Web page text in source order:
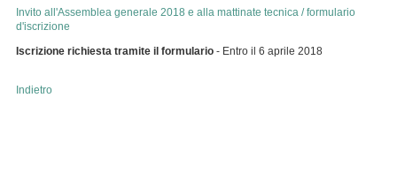
Invito all'Assemblea generale 2018 e alla mattinate tecnica / formulario
d'iscrizione
Iscrizione richiesta tramite il formulario - Entro il 6 aprile 2018
Indietro